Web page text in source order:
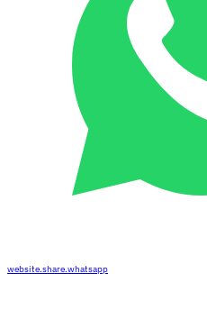
website.share.whatsapp